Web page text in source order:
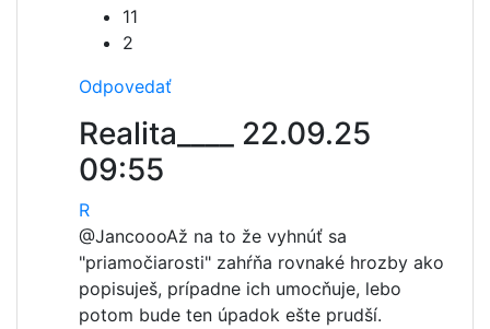
11
2
Odpovedať
Realita____ 22.09.25
09:55
R
@JancoooAž na to že vyhnúť sa
"priamočiarosti" zahŕňa rovnaké hrozby ako
popisuješ, prípadne ich umocňuje, lebo
potom bude ten úpadok ešte prudší.